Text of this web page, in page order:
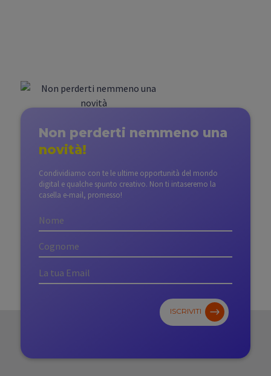
Non perderti nemmeno una
novità!
Condividiamo con te le ultime opportunità del mondo
digital e qualche spunto creativo. Non ti intaseremo la
casella e-mail, promesso!
ISCRIVITI